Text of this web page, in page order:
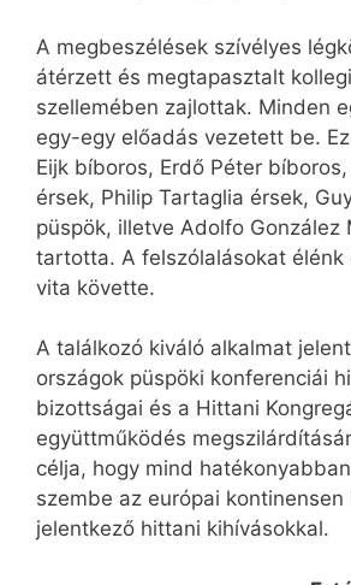
A megbeszélések szívélyes
átérzett és megtapasztalt
szellemében zajlottak. Minden
egy-egy előadás vezetett be.
Eijk bíboros, Erdő Péter
érsek, Philip Tartaglia érsek,
püspök, illetve Adolfo González
tartotta. A felszólalásokat élénk
vita követte.
A találkozó kiváló alkalmat
országok püspöki konferenciái
bizottságai és a Hittani
együttműködés
célja, hogy mind
szembe az európai kontinensen
jelentkező hittani kihívásokkal.